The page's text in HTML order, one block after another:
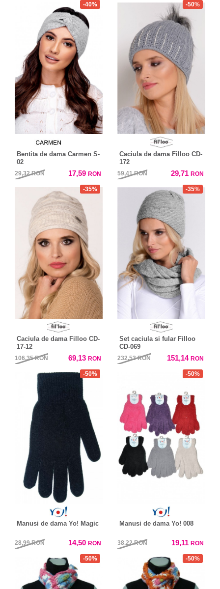
-40%
Bentita de dama Carmen S-
02
29,32RON 17,59 RON
-50%
Caciula de dama Filloo CD-
172
59,41RON 29,71 RON
-35%
Caciula de dama Filloo CD-
17-12
106,35RON 69,13 RON
-35%
Set caciula si fular Filloo
CD-069
232,53RON 151,14 RON
-50%
Manusi de dama Yo! Magic
28,99RON 14,50 RON
-50%
Manusi de dama Yo! 008
38,22RON 19,11 RON
-50% -50%